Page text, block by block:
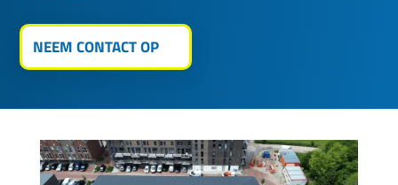
NEEM CONTACT OP